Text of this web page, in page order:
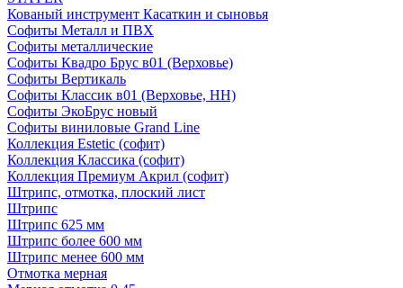
Кованый инструмент Касаткин и сыновья
Софиты Металл и ПВХ
Софиты металлические
Софиты Квадро Брус в01 (Верховье)
Софиты Вертикаль
Софиты Классик в01 (Верховье, НН)
Софиты ЭкоБрус новый
Софиты виниловые Grand Line
Коллекция Estetic (софит)
Коллекция Классика (софит)
Коллекция Премиум Акрил (софит)
Штрипс, отмотка, плоский лист
Штрипс
Штрипс 625 мм
Штрипс более 600 мм
Штрипс менее 600 мм
Отмотка мерная